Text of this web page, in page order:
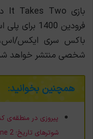
باکس سری ایکس‌/اس،
شخصی منتشر خواهد
همچنین بخوانید:
پیروزی در منطقه‌ی
شوترهای تاریخ؛ KillZone 2